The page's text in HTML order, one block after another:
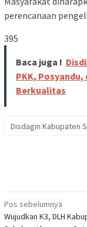
perencanaan
395
Baca juga !
PKK,
Berkualitas
Disdagin Kabupaten
Navigasi
pos
Pos sebelumnya
Wujudkan K3, DLH